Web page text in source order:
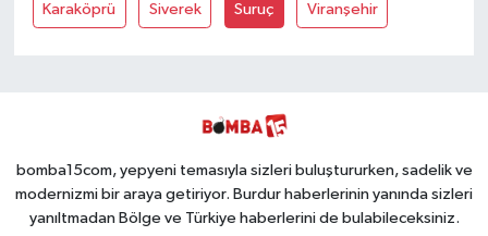
Karaköprü Siverek Suruç Viranşehir
bomba15com, yepyeni temasıyla sizleri buluştururken, sadelik ve
modernizmi bir araya getiriyor. Burdur haberlerinin yanında sizleri
yanıltmadan Bölge ve Türkiye haberlerini de bulabileceksiniz.